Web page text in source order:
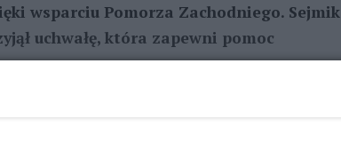
wsparciu Pomorza Zachodniego. Sejmik
uchwałę, która zapewni pomoc